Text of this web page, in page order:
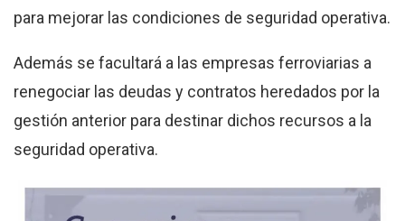
para mejorar las condiciones de seguridad operativa.
Además se facultará a las empresas ferroviarias a
renegociar las deudas y contratos heredados por la
gestión anterior para destinar dichos recursos a la
seguridad operativa.